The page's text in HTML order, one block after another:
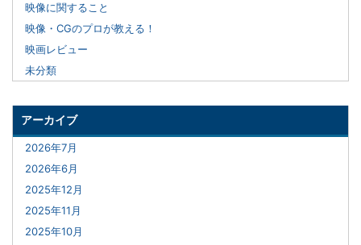
映像に関すること
映像・CGのプロが教える！
映画レビュー
未分類
アーカイブ
2026年7月
2026年6月
2025年12月
2025年11月
2025年10月